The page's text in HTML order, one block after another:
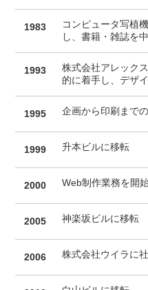
1983
コンピュータ写植
し、書籍・雑誌を
1993
株式会社アレック
的に着手し、デザ
1995 企画から印刷まで
1999 升本ビルに移転
2000 Web制作業務を開
2005 神楽坂ビルに移転
2006 株式会社ウイラに